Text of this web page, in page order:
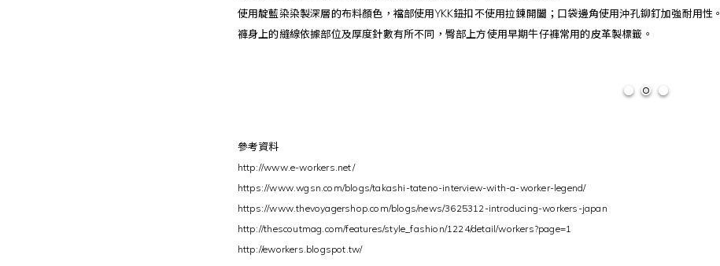
使用靛藍染染製深層的布料顏色，襠部使用YKK鈕扣不使用拉鍊開闔；口袋邊角使用沖孔鉚釘加強耐用性。
褲身上的縫線依據部位及厚度針數有所不同，臀部上方使用早期牛仔褲常用的皮革製標籤。
參考資料
http://www.e-workers.net/
https://www.wgsn.com/blogs/takashi-tateno-interview-with-a-worker-legend/
https://www.thevoyagershop.com/blogs/news/3625312-introducing-workers-japan
http://thescoutmag.com/features/style_fashion/1224/detail/workers?page=1
http://eworkers.blogspot.tw/